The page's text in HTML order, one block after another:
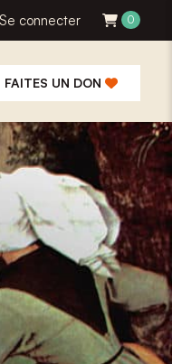
Se connecter 0
FAITES UN DON